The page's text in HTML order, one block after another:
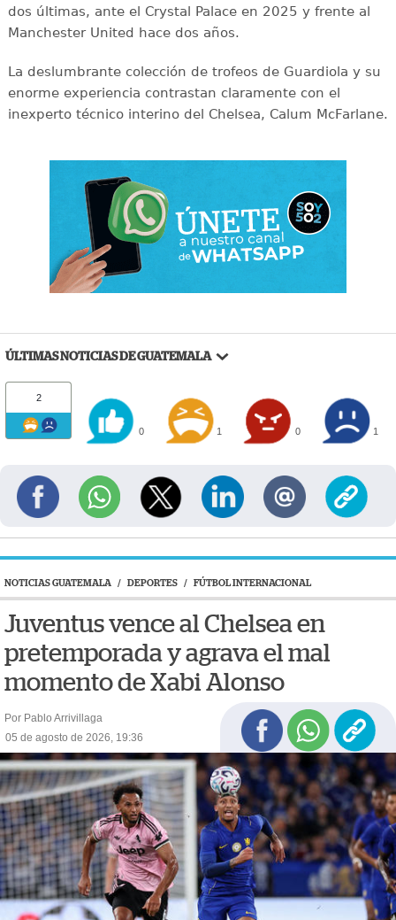
dos últimas, ante el Crystal Palace en 2025 y frente al
Manchester United hace dos años.
La deslumbrante colección de trofeos de Guardiola y su
enorme experiencia contrastan claramente con el
inexperto técnico interino del Chelsea, Calum McFarlane.
ÚLTIMAS NOTICIAS DE GUATEMALA
2
0 1 0 1
NOTICIAS GUATEMALA / DEPORTES / FÚTBOL INTERNACIONAL
Juventus vence al Chelsea en
pretemporada y agrava el mal
momento de Xabi Alonso
Por Pablo Arrivillaga
05 de agosto de 2026, 19:36